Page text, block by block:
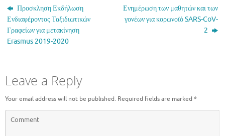
Προσκληση Εκδήλωση
Ενδιαφέροντος Ταξιδιωτικών
Γραφείων για μετακίνηση
Erasmus 2019-2020
Ενημέρωση των μαθητών και των
γονέων για κορωνοϊό SARS-CoV-
2
Leave a Reply
Your email address will not be published. Required fields are marked *